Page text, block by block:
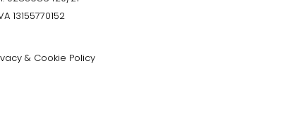
13155770152
& Cookie Policy